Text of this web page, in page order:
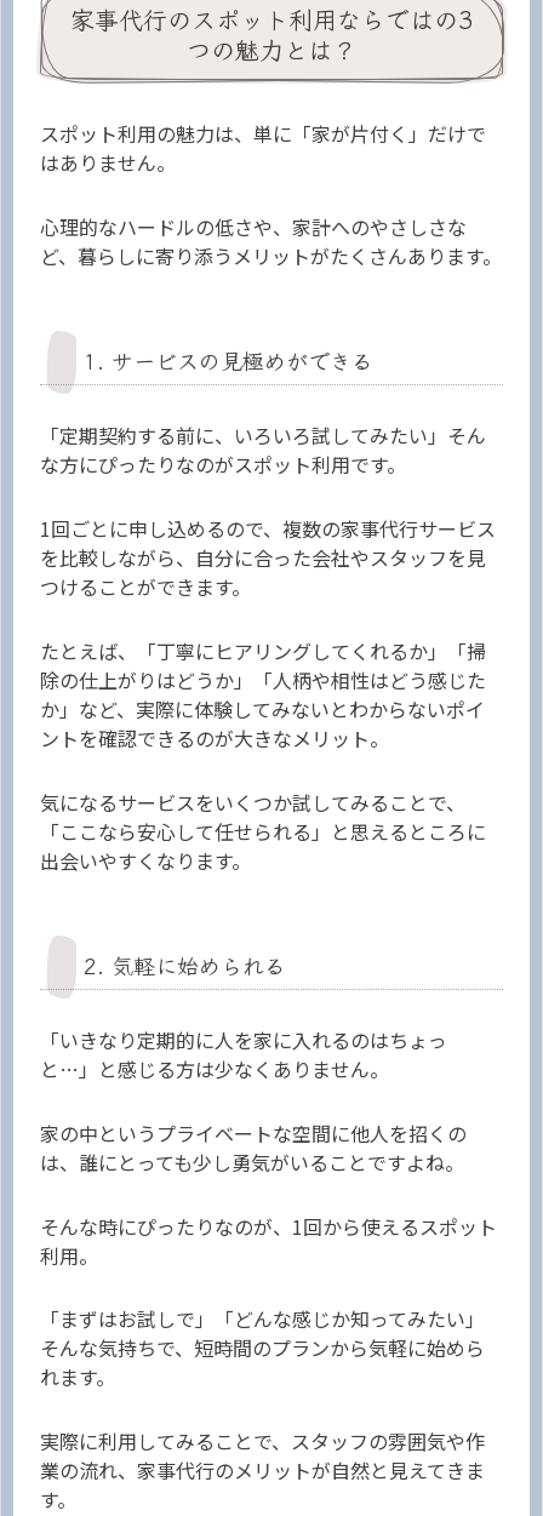
家事代行のスポット利用ならではの3
つの魅力とは？
スポット利用の魅力は、単に「家が片付く」だけで
はありません。
心理的なハードルの低さや、家計へのやさしさな
ど、暮らしに寄り添うメリットがたくさんあります。
1. サービスの見極めができる
「定期契約する前に、いろいろ試してみたい」そん
な方にぴったりなのがスポット利用です。
1回ごとに申し込めるので、複数の家事代行サービス
を比較しながら、自分に合った会社やスタッフを見
つけることができます。
たとえば、「丁寧にヒアリングしてくれるか」「掃
除の仕上がりはどうか」「人柄や相性はどう感じた
か」など、実際に体験してみないとわからないポイ
ントを確認できるのが大きなメリット。
気になるサービスをいくつか試してみることで、
「ここなら安心して任せられる」と思えるところに
出会いやすくなります。
2. 気軽に始められる
「いきなり定期的に人を家に入れるのはちょっ
と…」と感じる方は少なくありません。
家の中というプライベートな空間に他人を招くの
は、誰にとっても少し勇気がいることですよね。
そんな時にぴったりなのが、1回から使えるスポット
利用。
「まずはお試しで」「どんな感じか知ってみたい」
そんな気持ちで、短時間のプランから気軽に始めら
れます。
実際に利用してみることで、スタッフの雰囲気や作
業の流れ、家事代行のメリットが自然と見えてきま
す。